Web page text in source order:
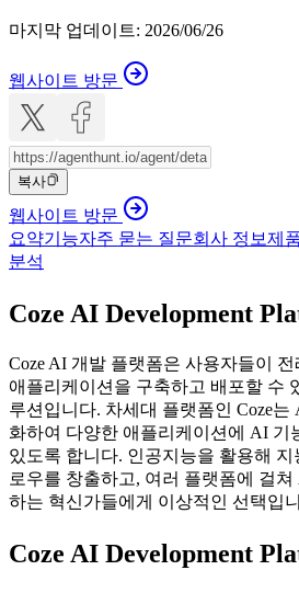
마지막 업데이트: 2026/06/26
웹사이트 방문
복사
웹사이트 방문
요약기능자주 묻는 질문회사 정보제
분석
Coze AI Development
Coze AI 개발 플랫폼은 사용자들이
애플리케이션을 구축하고 배포할 수
루션입니다. 차세대 플랫폼인 Coze
화하여 다양한 애플리케이션에 AI 기
있도록 합니다. 인공지능을 활용해
로우를 창출하고, 여러 플랫폼에 걸
하는 혁신가들에게 이상적인 선택입
Coze AI Development